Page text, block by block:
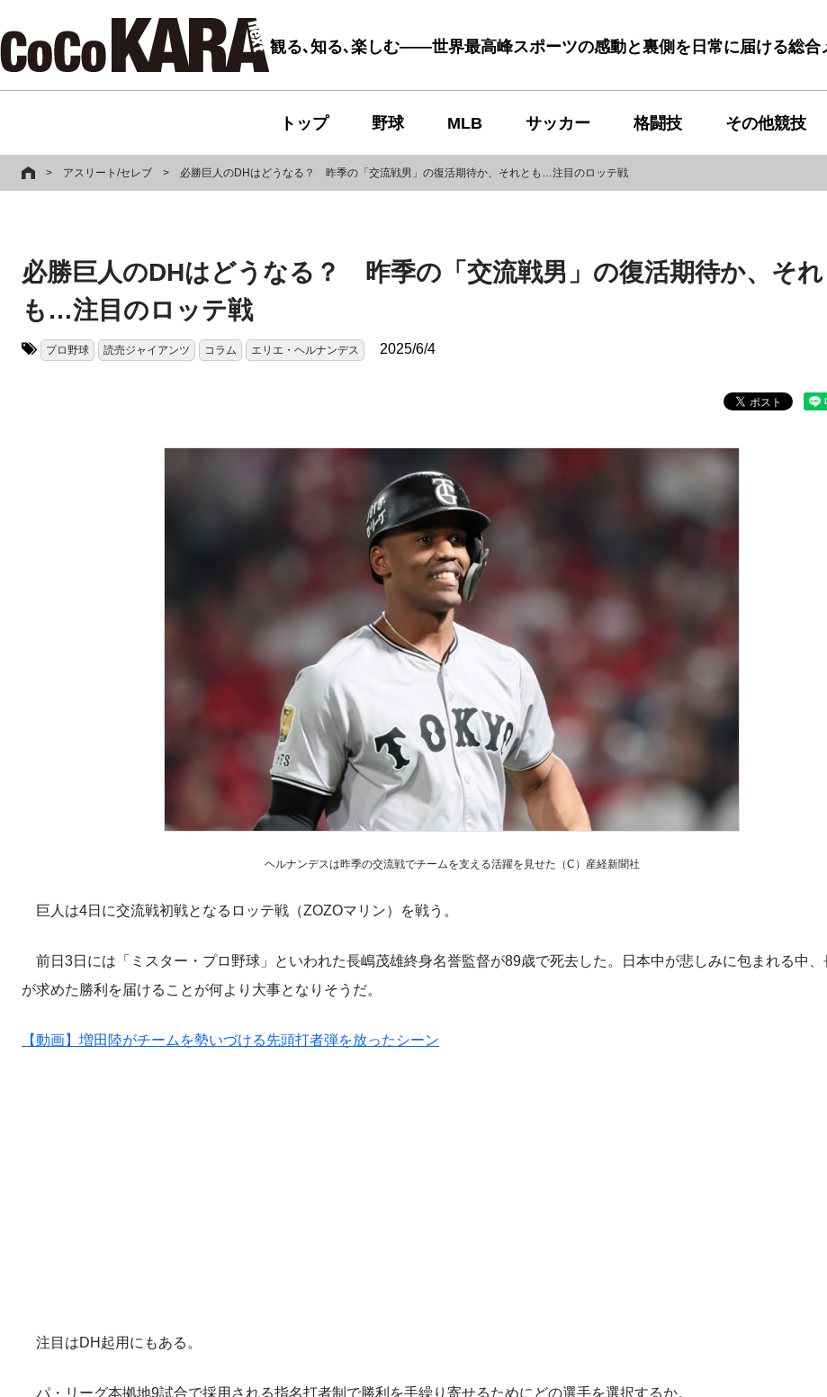
観る､知る､楽しむ――世界最高峰スポーツの感動と裏側を日常に届ける総合
トップ 野球 MLB サッカー 格闘技 その他競技
> アスリート/セレブ > 必勝巨人のDHはどうなる？ 昨季の「交流戦男」の復活期待か、それとも…注目のロッテ戦
必勝巨人のDHはどうなる？ 昨季の「交流戦男」の復活期待か、それ
も…注目のロッテ戦
プロ野球 読売ジャイアンツ コラム エリエ・ヘルナンデス 2025/6/4
ヘルナンデスは昨季の交流戦でチームを支える活躍を見せた（C）産経新聞社
巨人は4日に交流戦初戦となるロッテ戦（ZOZOマリン）を戦う。
前日3日には「ミスター・プロ野球」といわれた長嶋茂雄終身名誉監督が89歳で死去した。日本中が悲しみに包まれる中、
が求めた勝利を届けることが何より大事となりそうだ。
【動画】増田陸がチームを勢いづける先頭打者弾を放ったシーン
注目はDH起用にもある。
パ・リーグ本拠地9試合で採用される指名打者制で勝利を手繰り寄せるためにどの選手を選択するか。